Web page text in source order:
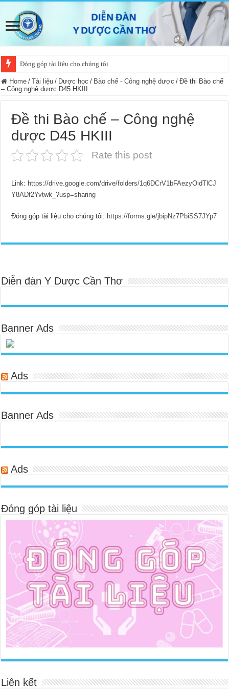
Đóng góp tài liệu cho chúng tôi
Home / Tài liệu / Dược học / Bào chế - Công nghệ dược / Đề thi Bào chế
– Công nghệ dược D45 HKIII
Đề thi Bào chế – Công nghệ
dược D45 HKIII
Rate this post
Link: https://drive.google.com/drive/folders/1q6DCrV1bFAezyOidTlCJ
Y8ADf2Yvtwk_?usp=sharing
Đóng góp tài liệu cho chúng tôi: https://forms.gle/jbipNz7PbiSS7JYp7
Diễn đàn Y Dược Cần Thơ
Banner Ads
Ads
Banner Ads
Ads
Đóng góp tài liệu
Liên kết